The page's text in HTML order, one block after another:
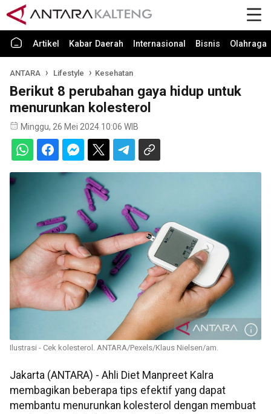
Artikel Kabar Daerah Internasional Bisnis Olahraga
ANTARA Lifestyle Kesehatan
Berikut 8 perubahan gaya hidup untuk
menurunkan kolesterol
Minggu, 26 Mei 2024 10:06 WIB
Ilustrasi - Cek kolesterol. ANTARA/Pexels/Klaus Nielsen/am.
Jakarta (ANTARA) - Ahli Diet Manpreet Kalra
membagikan beberapa tips efektif yang dapat
membantu menurunkan kolesterol dengan membuat